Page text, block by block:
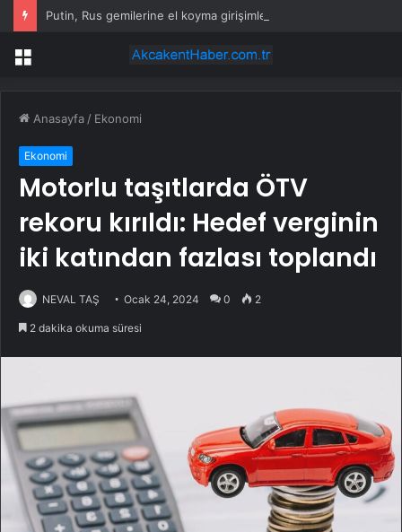
Menü
Anasayfa / Ekonomi
Ekonomi
Motorlu taşıtlarda ÖTV
rekoru kırıldı: Hedef verginin
iki katından fazlası toplandı
NEVAL TAŞ Ocak 24, 2024 0 2
2 dakika okuma süresi